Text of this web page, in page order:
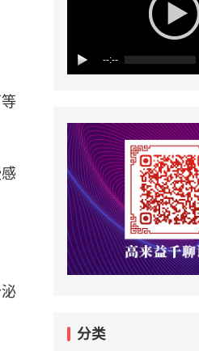
--:--
分类